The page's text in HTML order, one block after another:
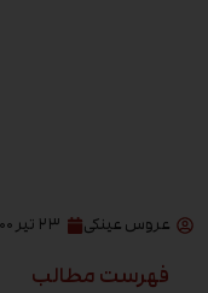
عروس عینکی ۲۳ تیر ۱۴۰۰
فهرست مطالب